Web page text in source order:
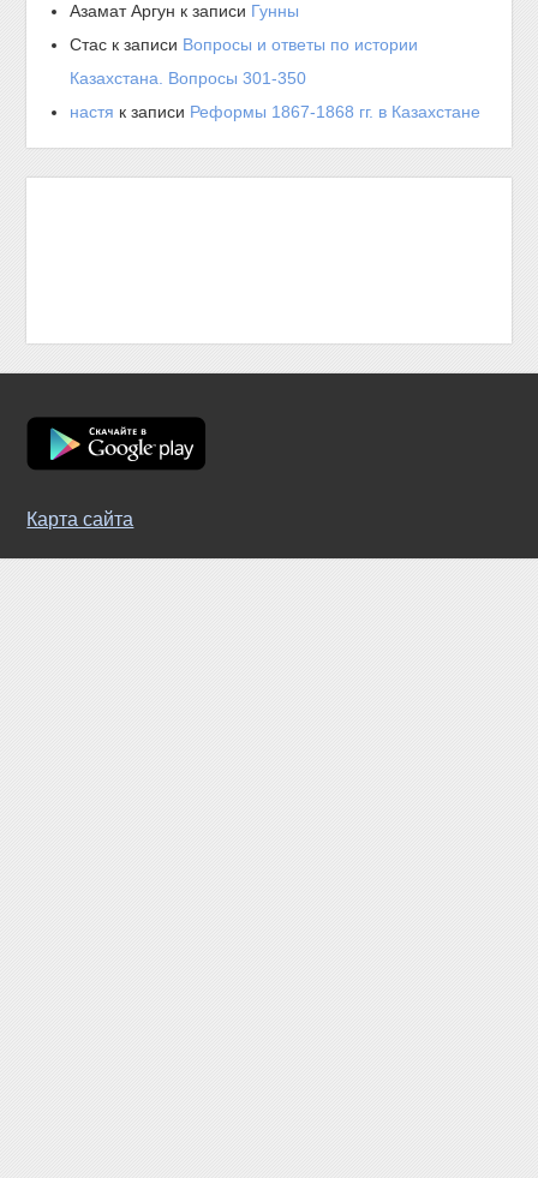
Азамат Аргун к записи Гунны
Стас к записи Вопросы и ответы по истории
Казахстана. Вопросы 301-350
настя к записи Реформы 1867-1868 гг. в Казахстане
Карта сайта